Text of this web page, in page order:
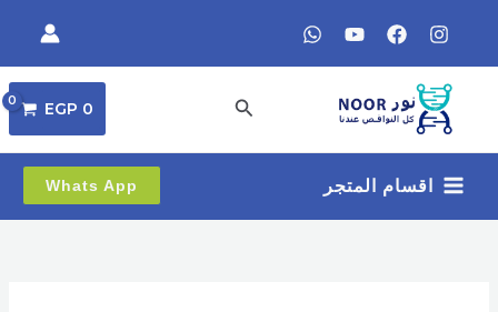
المحتوى
البحث 0
EGP
اقسام المتجر Whats App